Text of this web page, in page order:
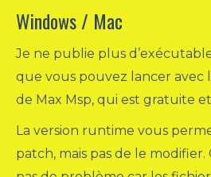
Windows / Mac
Je ne publie plus
que vous pouvez lancer avec
de Max Msp, qui est gratuite
La version runtime vous
patch, mais pas de le modifier.